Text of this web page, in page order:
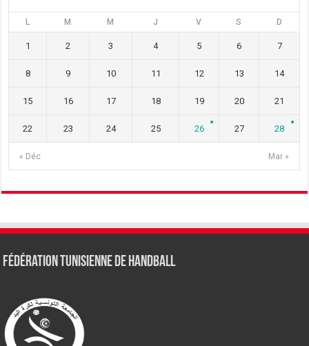
L M M J V S D
« Déc Mar »
1 2 3 4 5 6 7
8 9 10 11 12 13 14
15 16 17 18 19 20 21
22 23 24 25 26 27 28
Fédération tunisienne de Handball